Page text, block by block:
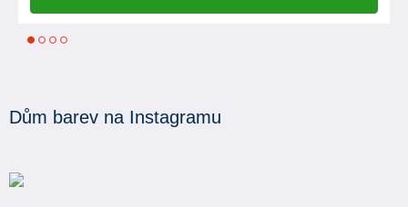
1 2 3
Dům barev na Instagramu